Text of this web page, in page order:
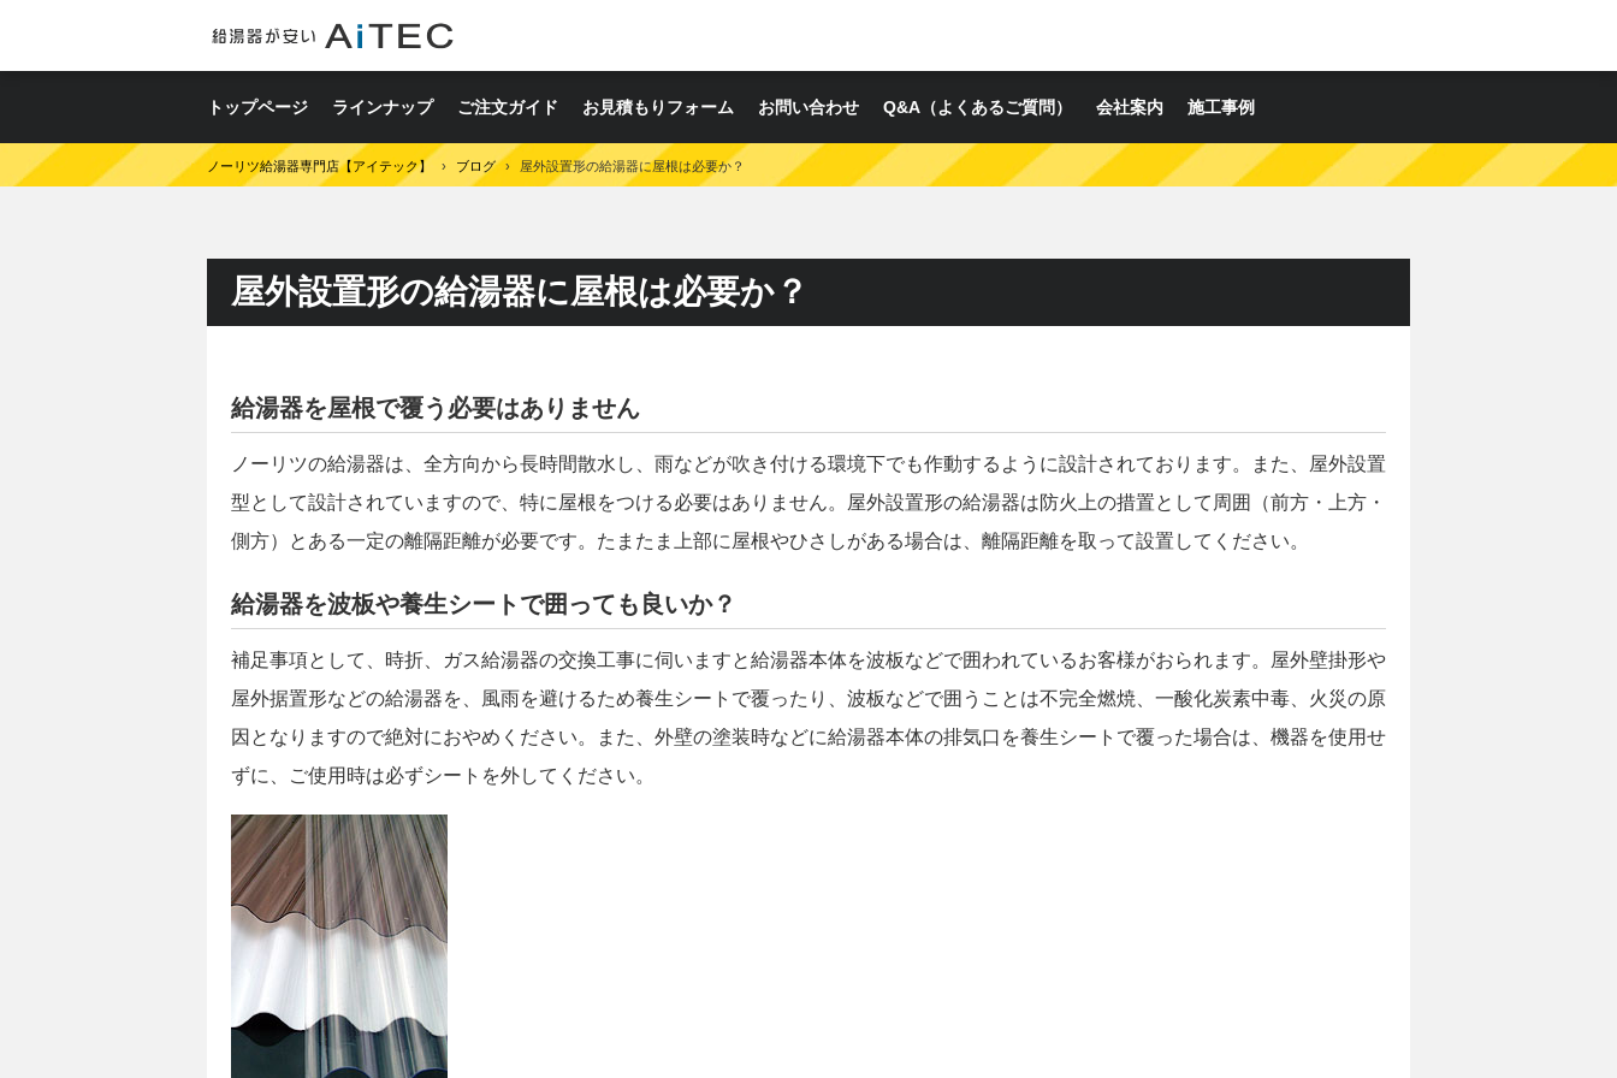
トップページ ラインナップ ご注文ガイド お見積もりフォーム お問い合わせ Q&A（よくあるご質問） 会社案内 施工事例
ノーリツ給湯器専門店【アイテック】 › ブログ › 屋外設置形の給湯器に屋根は必要か？
屋外設置形の給湯器に屋根は必要か？
給湯器を屋根で覆う必要はありません
ノーリツの給湯器は、全方向から長時間散水し、雨などが吹き付ける環境下でも作動するように設計されております。また、屋外設置
型として設計されていますので、特に屋根をつける必要はありません。屋外設置形の給湯器は防火上の措置として周囲（前方・上方・
側方）とある一定の離隔距離が必要です。たまたま上部に屋根やひさしがある場合は、離隔距離を取って設置してください。
給湯器を波板や養生シートで囲っても良いか？
補足事項として、時折、ガス給湯器の交換工事に伺いますと給湯器本体を波板などで囲われているお客様がおられます。屋外壁掛形や
屋外据置形などの給湯器を、風雨を避けるため養生シートで覆ったり、波板などで囲うことは不完全燃焼、一酸化炭素中毒、火災の原
因となりますので絶対におやめください。また、外壁の塗装時などに給湯器本体の排気口を養生シートで覆った場合は、機器を使用せ
ずに、ご使用時は必ずシートを外してください。